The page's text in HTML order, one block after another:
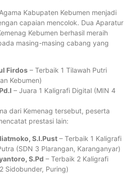
Kabupaten Kebumen menjadi
capaian mencolok. Dua Aparatur
Kebumen berhasil meraih
masing-masing cabang yang
Firdos – Terbaik 1 Tilawah Putri
Kebumen)
– Juara 1 Kaligrafi Digital (MIN 4
dari Kemenag tersebut, peserta
prestasi lain:
S.I.Pust – Terbaik 1 Kaligrafi
(SDN 3 Plarangan, Karanganyar)
S.Pd – Terbaik 2 Kaligrafi
Sidobunder, Puring)